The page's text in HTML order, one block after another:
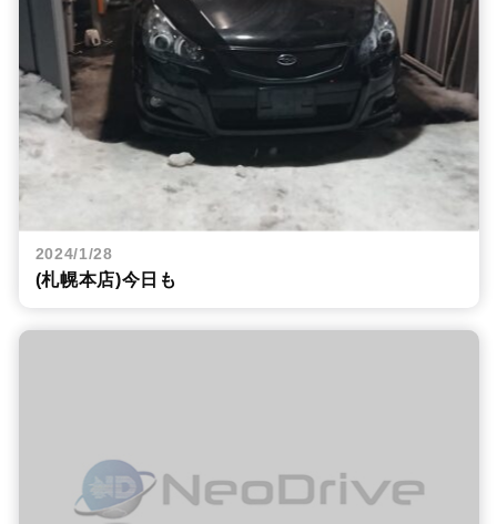
2024/1/28
(札幌本店)今日も